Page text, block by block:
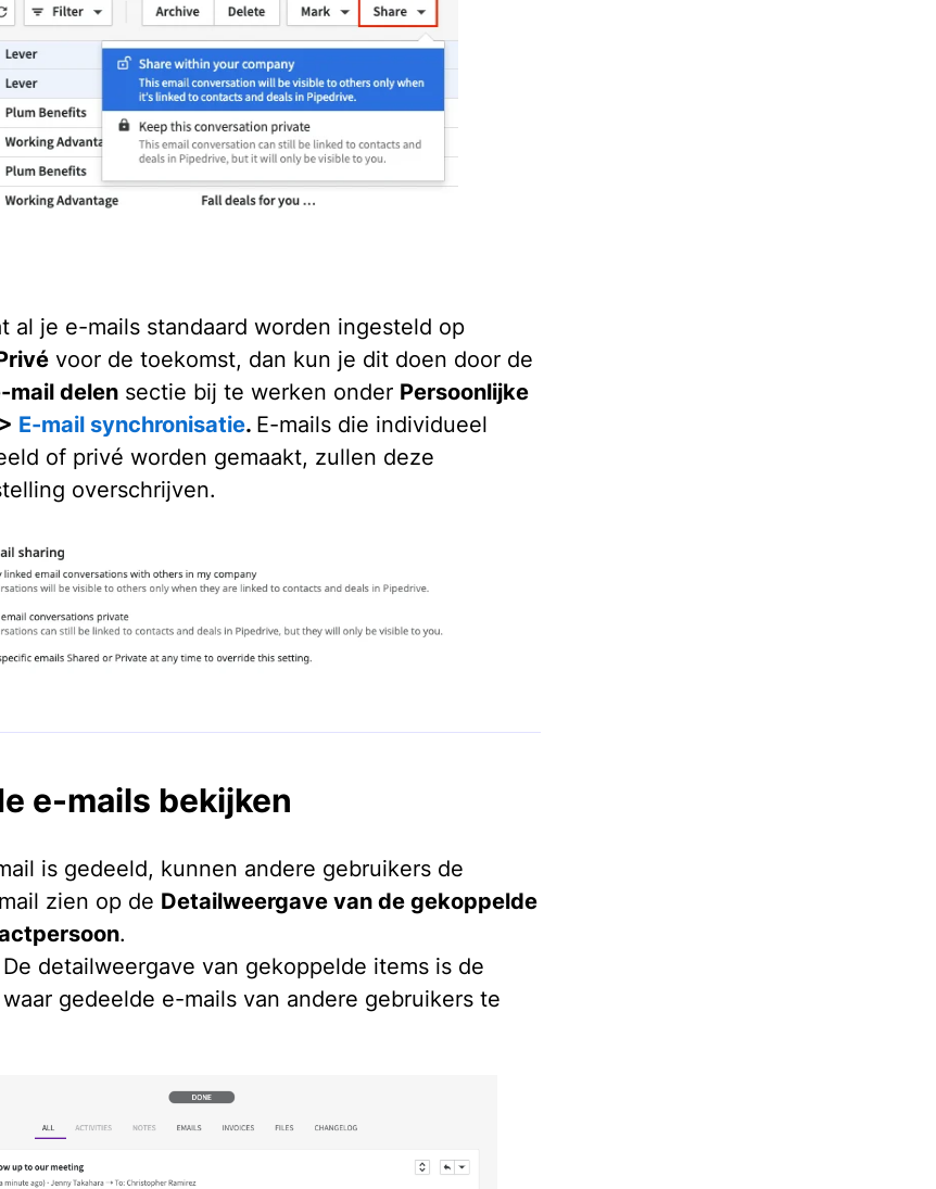
al je e-mails standaard worden ingesteld op
voor de toekomst, dan kun je dit doen door de
mail delen sectie bij te werken onder Persoonlijke
E-mail synchronisatie. E-mails die individueel
of privé worden gemaakt, zullen deze
overschrijven.
e-mails bekijken
is gedeeld, kunnen andere gebruikers de
zien op de Detailweergave van de gekoppelde
.
De detailweergave van gekoppelde items is de
gedeelde e-mails van andere gebruikers te